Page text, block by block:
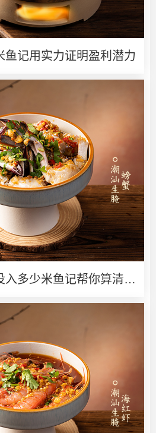
鱼记用实力证明盈利潜力
入多少米鱼记帮你算清创
业账